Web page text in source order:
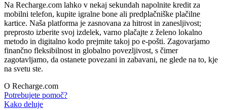
Na Recharge.com lahko v nekaj sekundah napolnite kredit za
mobilni telefon, kupite igralne bone ali predplačniške plačilne
kartice. Naša platforma je zasnovana za hitrost in zanesljivost;
preprosto izberite svoj izdelek, varno plačajte z želeno lokalno
metodo in digitalno kodo prejmite takoj po e-pošti. Zagovarjamo
finančno fleksibilnost in globalno povezljivost, s čimer
zagotavljamo, da ostanete povezani in zabavani, ne glede na to, kje
na svetu ste.
O Recharge.com
Potrebujete pomoč?
Kako deluje